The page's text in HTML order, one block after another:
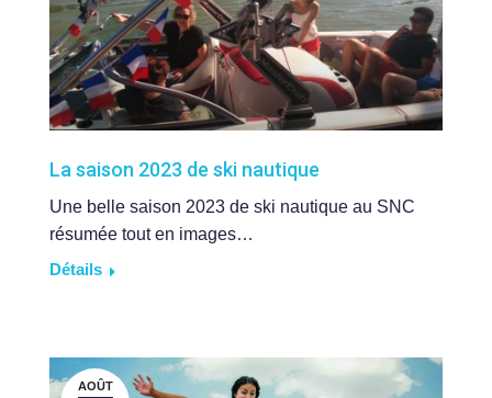
La saison 2023 de ski nautique
Une belle saison 2023 de ski nautique au SNC
résumée tout en images…
Détails
AOÛT